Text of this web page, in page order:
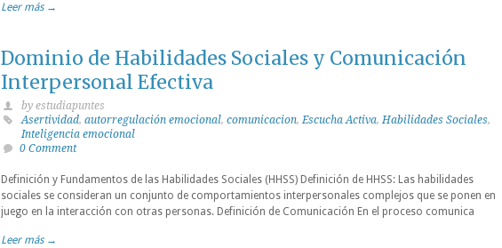
Leer más →
Dominio de Habilidades Sociales y Comunicación
Interpersonal Efectiva
by estudiapuntes
Asertividad, autorregulación emocional, comunicacion,Escucha Activa,Habilidades Sociales,
Inteligencia emocional
0 Comment
Definición y Fundamentos de las Habilidades Sociales (HHSS) Definición de HHSS: Las habilidades
sociales se consideran un conjunto de comportamientos interpersonales complejos que se ponen en
juego en la interacción con otras personas. Definición de Comunicación En el proceso comunica
Leer más →